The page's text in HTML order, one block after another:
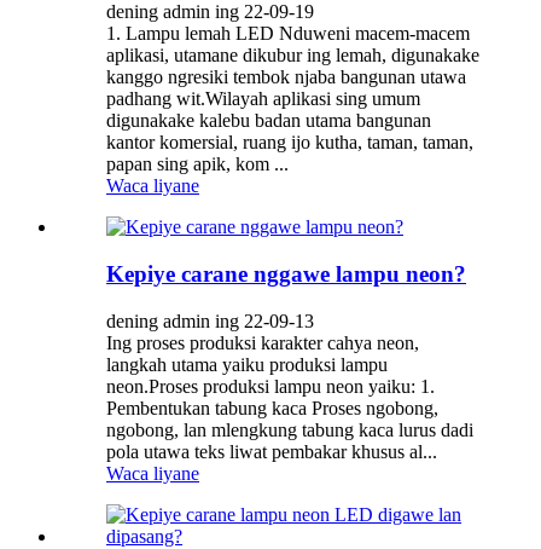
dening admin ing 22-09-19
1. Lampu lemah LED Nduweni macem-macem
aplikasi, utamane dikubur ing lemah, digunakake
kanggo ngresiki tembok njaba bangunan utawa
padhang wit.Wilayah aplikasi sing umum
digunakake kalebu badan utama bangunan
kantor komersial, ruang ijo kutha, taman, taman,
papan sing apik, kom ...
Waca liyane
Kepiye carane nggawe lampu neon?
dening admin ing 22-09-13
Ing proses produksi karakter cahya neon,
langkah utama yaiku produksi lampu
neon.Proses produksi lampu neon yaiku: 1.
Pembentukan tabung kaca Proses ngobong,
ngobong, lan mlengkung tabung kaca lurus dadi
pola utawa teks liwat pembakar khusus al...
Waca liyane